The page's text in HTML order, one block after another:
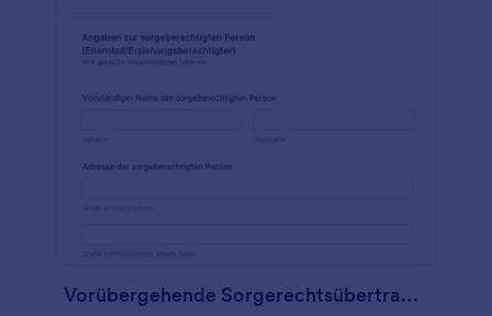
Vorübergehende Sorgerechtsübertragungsformular